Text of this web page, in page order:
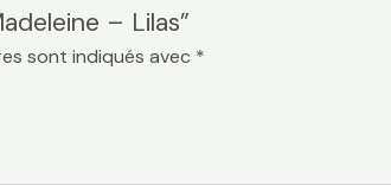
– Lilas”
sont indiqués avec *